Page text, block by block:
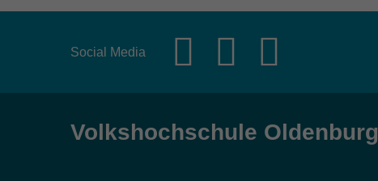
Social Media
Volkshochschule Oldenburg